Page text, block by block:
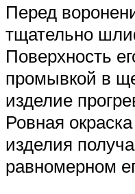
Перед
тщательно
Поверхность
промывкой в
изделие
Ровная
изделия
равномерном